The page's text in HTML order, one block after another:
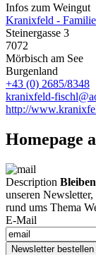
Infos zum Weingut
Kranixfeld -
Steinergasse 3
7072
Mörbisch am See
Burgenland
+43 (0) 2685/8348
kranixfeld-
http://
Homepage
Description
unseren
rund ums Thema
E-Mail
Newsletter bestellen